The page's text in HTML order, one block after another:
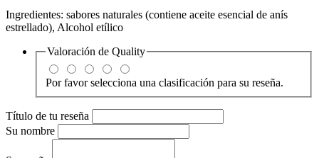
Ingredientes: sabores naturales (contiene aceite esencial de anís
estrellado), Alcohol etílico
Valoración de Quality
Por favor selecciona una clasificación para su reseña.
Título de tu reseña
Su nombre